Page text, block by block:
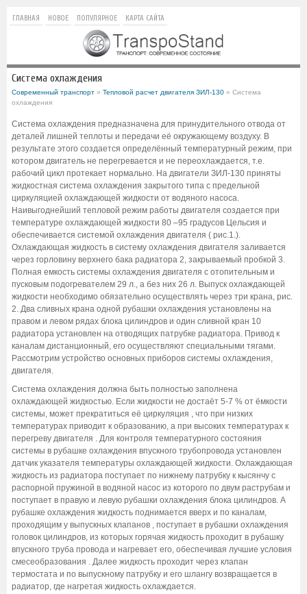
ГЛАВНАЯ НОВОЕ ПОПУЛЯРНОЕ КАРТА САЙТА
Система охлаждения
Современный транспорт » Тепловой расчет двигателя ЗИЛ-130 » Система
охлаждения
Система охлаждения предназначена для принудительного отвода от
деталей лишней теплоты и передачи её окружающему воздуху. В
результате этого создается определённый температурный режим, при
котором двигатель не перегревается и не переохлаждается, т.е.
рабочий цикл протекает нормально. На двигатели ЗИЛ-130 приняты
жидкостная система охлаждения закрытого типа с предельной
циркуляцией охлаждающей жидкости от водяного насоса.
Наивыгоднейший тепловой режим работы двигателя создается при
температуре охлаждающей жидкости 80 –95 градусов Цельсия и
обеспечивается системой охлаждения двигателя ( рис.1.).
Охлаждающая жидкость в систему охлаждения двигателя заливается
через горловину верхнего бака радиатора 2, закрываемый пробкой 3.
Полная емкость системы охлаждения двигателя с отопительным и
пусковым подогревателем 29 л., а без них 26 л. Выпуск охлаждающей
жидкости необходимо обязательно осуществлять через три крана, рис.
2. Два сливных крана одной рубашки охлаждения установлены на
правом и левом рядах блока цилиндров и один сливной кран 10
радиатора установлен на отводящих патрубке радиатора. Привод к
каналам дистанционный, его осуществляют специальными тягами.
Рассмотрим устройство основных приборов системы охлаждения,
двигателя.
Система охлаждения должна быть полностью заполнена
охлаждающей жидкостью. Если жидкости не достаёт 5-7 % от ёмкости
системы, может прекратиться её циркуляция , что при низких
температурах приводит к образованию, а при высоких температурах к
перегреву двигателя . Для контроля температурного состояния
системы в рубашке охлаждения впускного трубопровода установлен
датчик указателя температуры охлаждающей жидкости. Охлаждающая
жидкость из радиатора поступает по нижнему патрубку к кысянчу с
распорной пружиной в водяной насос из которого по двум раструбам и
поступает в правую и левую рубашки охлаждения блока цилиндров. А
рубашке охлаждения жидкость поднимается вверх и по каналам,
проходящим у выпускных клапанов , поступает в рубашки охлаждения
головок цилиндров, из которых горячая жидкость проходит в рубашку
впускного труба провода и нагревает его, обеспечивая лучшие условия
смесеобразования . Далее жидкость проходит через клапан
термостата и по выпускному патрубку и его шлангу возвращается в
радиатор, где нагретая жидкость охлаждается.